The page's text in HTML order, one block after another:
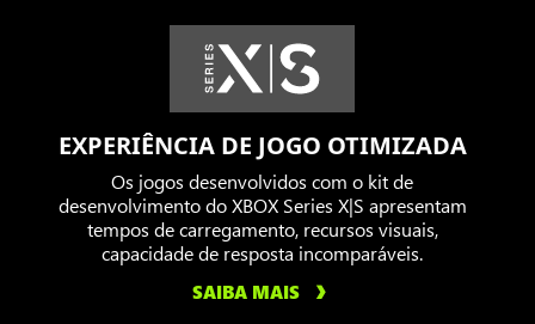
cidade
em
chamas.
EXPERIÊNCIA DE JOGO OTIMIZADA
Os jogos desenvolvidos com o kit de
desenvolvimento do XBOX Series X|S apresentam
tempos de carregamento, recursos visuais,
capacidade de resposta incomparáveis.
SAIBA MAIS